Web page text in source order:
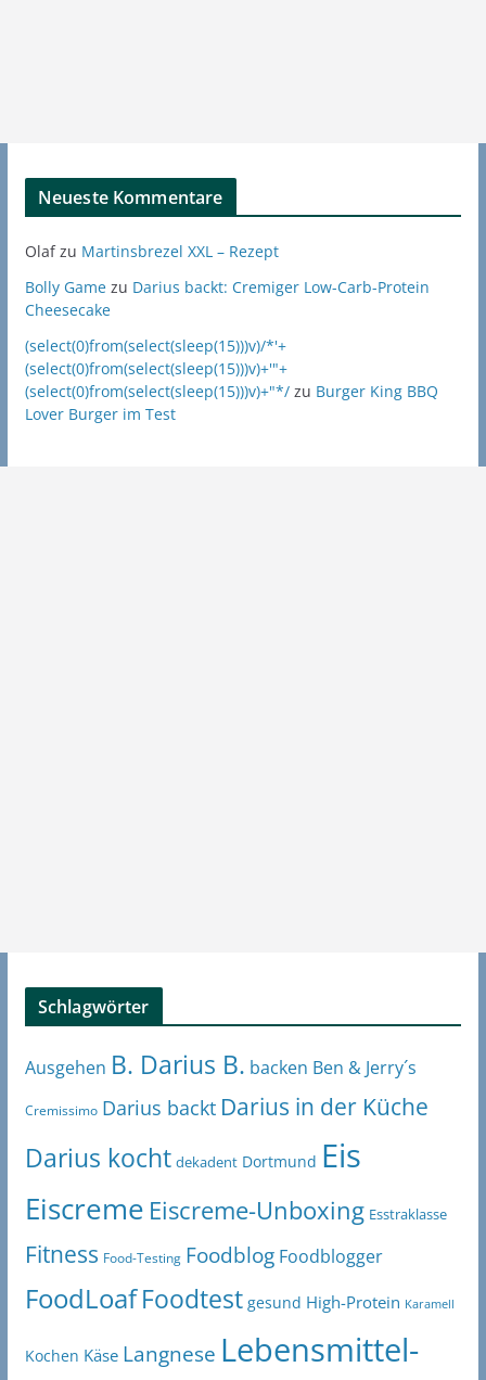
Neueste Kommentare
Olafzu Martinsbrezel XXL – Rezept
Bolly Gamezu Darius backt: Cremiger Low-Carb-Protein
Cheesecake
(select(0)from(select(sleep(15)))v)/*'+
(select(0)from(select(sleep(15)))v)+'"+
(select(0)from(select(sleep(15)))v)+"*/zu Burger King BBQ
Lover Burger im Test
Schlagwörter
Ausgehen B. Darius B. backen Ben & Jerry´s
Cremissimo Darius backt Darius in der Küche
Darius kocht dekadent Dortmund Eis
Eiscreme Eiscreme-Unboxing Esstraklasse
Fitness Food-Testing Foodblog Foodblogger
FoodLoaf Foodtest gesund High-Protein Karamell
Kochen Käse Langnese Lebensmittel-